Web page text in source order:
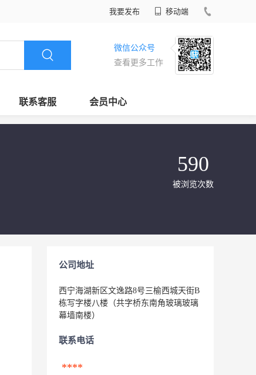
我要发布 移动端
微信公众号
查看更多工作
联系客服 会员中心
590
被浏览次数
公司地址
西宁海湖新区文逸路8号三榆西城天街B
栋写字楼八楼（共字桥东南角玻璃玻璃
幕墙南楼）
联系电话
****